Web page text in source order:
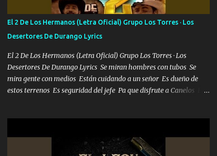
cuenta chequeen gráficas del kitch
El 2 De Los Hermanos (Letra Oficial) Grupo Los Torres · Los
Desertores De Durango Lyrics
El 2 De Los Hermanos (Letra Oficial) Grupo Los Torres · Los
Desertores De Durango Lyrics Se miran hombres con tubos Se
mira gente con medios Están cuidando a un señor Es dueño de
estos terrenos Es seguridad del jefe Pa que disfrute a Canelos Es
ni tampoco las mujeres porque es platica de grandes por eso hay
que estar alegres doy las instrucciones para atender los deberes